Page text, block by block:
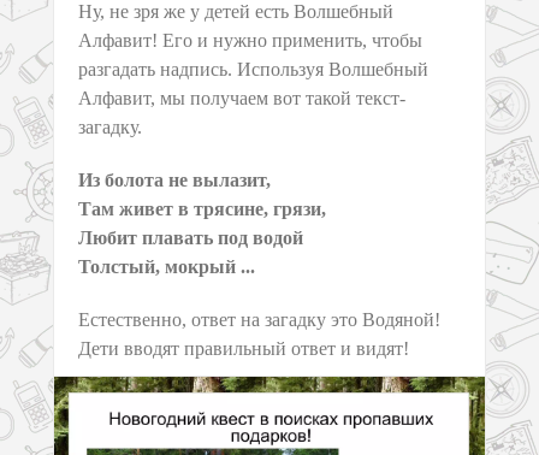
Ну, не зря же у детей есть Волшебный
Алфавит! Его и нужно применить, чтобы
разгадать надпись. Используя Волшебный
Алфавит, мы получаем вот такой текст-
загадку.
Из болота не вылазит,
Там живет в трясине, грязи,
Любит плавать под водой
Толстый, мокрый ...
Естественно, ответ на загадку это Водяной!
Дети вводят правильный ответ и видят!